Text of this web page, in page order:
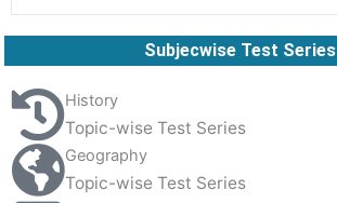
Subjecwise Test Series
History
Topic-wise Test Series
Geography
Topic-wise Test Series